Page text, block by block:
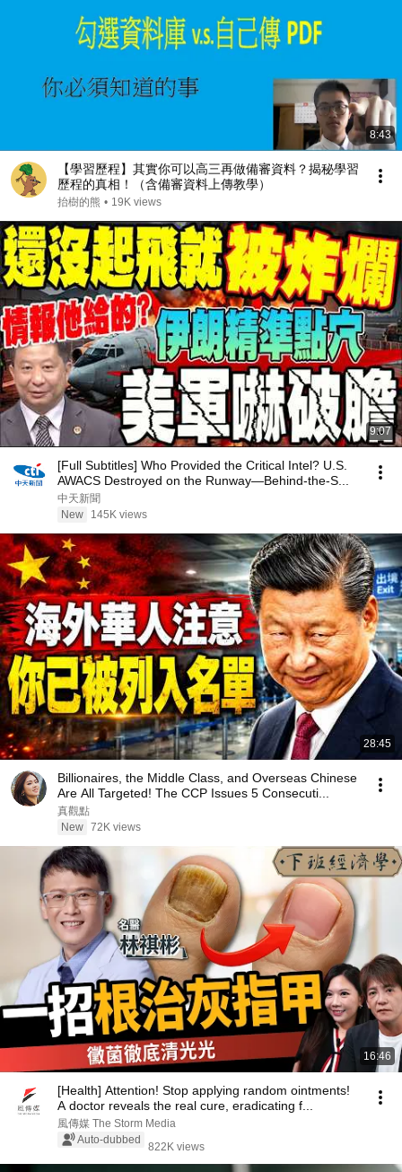
8:43
【學習歷程】其實你可以高三再做備審資料？揭秘學習
歷程的真相！（含備審資料上傳教學）
抬樹的熊 • 19K views
9:07
[Full Subtitles] Who Provided the Critical Intel? U.S.
AWACS Destroyed on the Runway—Behind-the-S...
中天新聞
New
145K views
28:45
Billionaires, the Middle Class, and Overseas Chinese
Are All Targeted! The CCP Issues 5 Consecuti...
真觀點
New 72K views
16:46
[Health] Attention! Stop applying random ointments!
A doctor reveals the real cure, eradicating f...
風傳媒 The Storm Media
Auto-dubbed
822K views